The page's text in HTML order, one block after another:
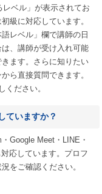
ベル」が表示されてお
級に対応しています。
レベル」欄で講師の日
、講師が受け入れ可能
ます。さらに知りたい
ら直接質問できます。
ください。
ていますか？
Google Meet・LINE・
応しています。プロフ
をご確認ください。